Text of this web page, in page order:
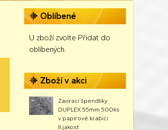
Oblíbené
U zboží zvolte Přidat do
oblíbených.
Zboží v akci
Zavírací špendlíky
DUPLEX 55mm 500ks
v papírové krabici
II.jakost